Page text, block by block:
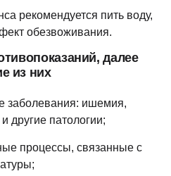
рекомендуется пить воду,
обезвоживания.
далее
из них
заболевания: ишемия,
другие патологии;
процессы, связанные с